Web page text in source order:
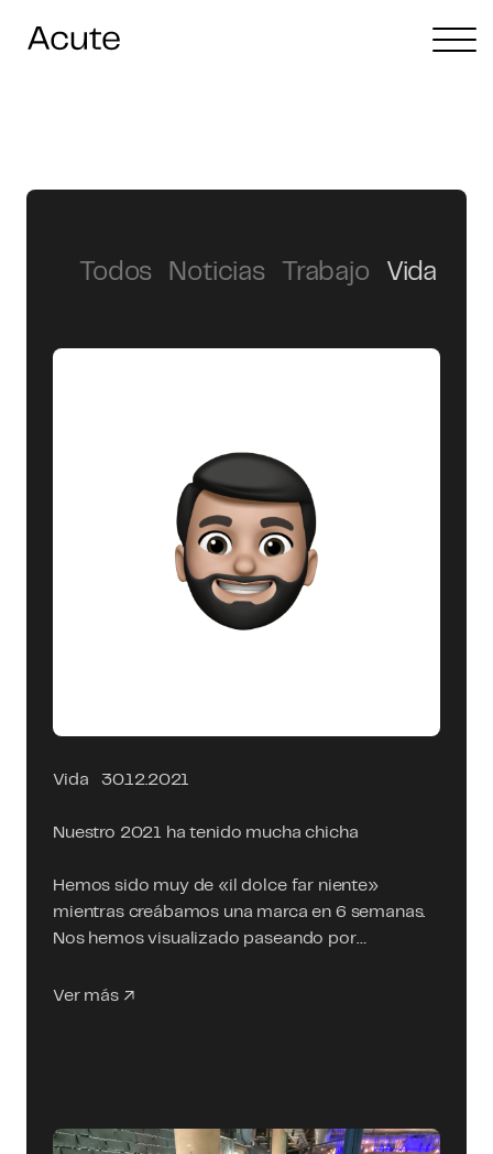
Todos Noticias Trabajo Vida
Vida 30.12.2021
Nuestro 2021 ha tenido mucha chicha
Hemos sido muy de «il dolce far niente»
mientras creábamos una marca en 6 semanas.
Nos hemos visualizado paseando por…
Ver más